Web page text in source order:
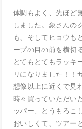
体調もよく、先ほど
しました。象さんの
も、そしてヒョウも
ープの目の前を横切
とてもとてもラッキ
リになりました！！
想像以上に近くで見
時々買っていただい
ッパー、とうもろこ
おいしくて、ツアー